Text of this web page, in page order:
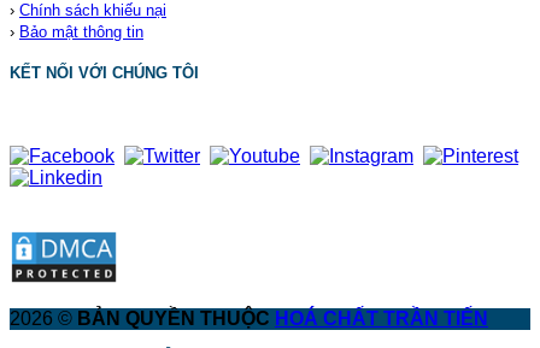
› Chính sách khiếu nại
› Bảo mật thông tin
KẾT NỐI VỚI CHÚNG TÔI
2026 © BẢN QUYỀN THUỘC HOÁ CHẤT TRẦN TIẾN